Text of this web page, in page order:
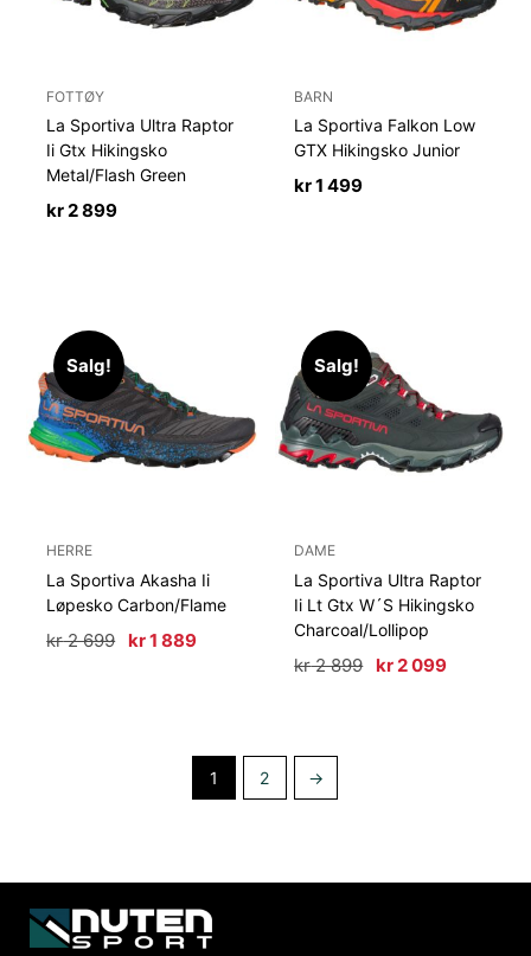
FOTTØY
La Sportiva Ultra Raptor
Ii Gtx Hikingsko
Metal/Flash Green
kr2 899
BARN
La Sportiva Falkon Low
GTX Hikingsko Junior
kr1 499
Salg!
HERRE
La Sportiva Akasha Ii
Løpesko Carbon/Flame
kr2 699 Opprinnelig
kr1 889Nåværende
Salg!
DAME
La Sportiva Ultra Raptor
Ii Lt Gtx W´S Hikingsko
Charcoal/Lollipop
kr2 899 Opprinnelig
kr2 099
1 2 →